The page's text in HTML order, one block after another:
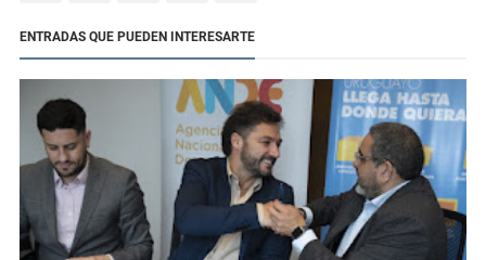
ENTRADAS QUE PUEDEN INTERESARTE